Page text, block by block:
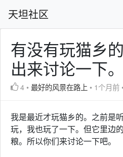
天坦社区
有没有玩猫乡
出来讨论一下。
4 •最好的风景在路上 • 1个月前
我是最近才玩猫乡的。之前是
玩，我也玩了一下。但它里边
粮。所以你们来讨论一下吧。